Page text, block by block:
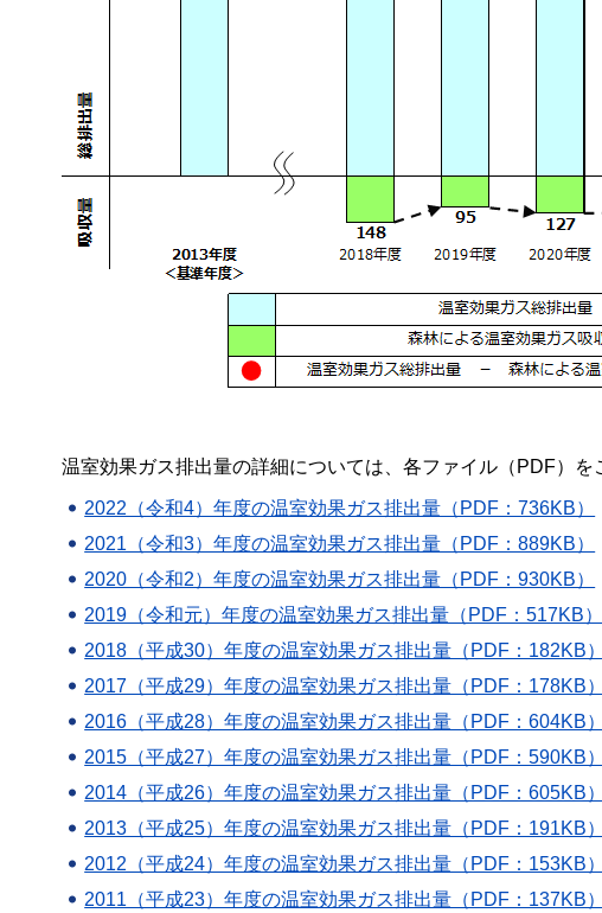
温室効果ガス排出量の詳細については、各ファイル（PDF）を
2022（令和4）年度の温室効果ガス排出量（PDF：736KB）
2021（令和3）年度の温室効果ガス排出量（PDF：889KB）
2020（令和2）年度の温室効果ガス排出量（PDF：930KB）
2019（令和元）年度の温室効果ガス排出量（PDF：517KB）
2018（平成30）年度の温室効果ガス排出量（PDF：182KB）
2017（平成29）年度の温室効果ガス排出量（PDF：178KB）
2016（平成28）年度の温室効果ガス排出量（PDF：604KB）
2015（平成27）年度の温室効果ガス排出量（PDF：590KB）
2014（平成26）年度の温室効果ガス排出量（PDF：605KB）
2013（平成25）年度の温室効果ガス排出量（PDF：191KB）
2012（平成24）年度の温室効果ガス排出量（PDF：153KB）
2011（平成23）年度の温室効果ガス排出量（PDF：137KB）